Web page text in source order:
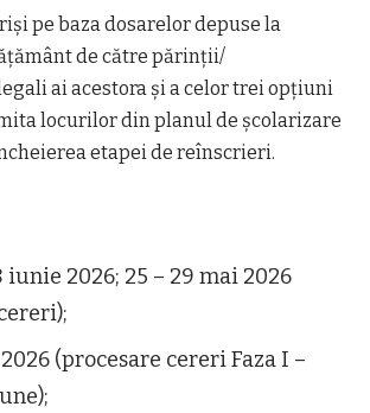
pe baza dosarelor depuse la
de către părinții/
ai acestora și a celor trei opțiuni
locurilor din planul de școlarizare
etapei de reînscrieri.
iunie 2026; 25 – 29 mai 2026
(procesare cereri Faza I –